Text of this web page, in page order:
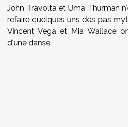
John Travolta et Uma Thurman
refaire quelques uns des pas
Vincent Vega et Mia Wallace
d'une danse.